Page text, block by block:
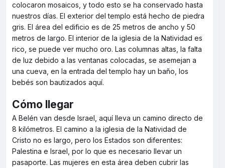
colocaron mosaicos, y todo esto se ha conservado hasta
nuestros días. El exterior del templo está hecho de piedra
gris. El área del edificio es de 25 metros de ancho y 50
metros de largo. El interior de la iglesia de la Natividad es
rico, se puede ver mucho oro. Las columnas altas, la falta
de luz debido a las ventanas colocadas, se asemejan a
una cueva, en la entrada del templo hay un baño, los
bebés son bautizados aquí.
Cómo llegar
A Belén van desde Israel, aquí lleva un camino directo de
8 kilómetros. El camino a la iglesia de la Natividad de
Cristo no es largo, pero los Estados son diferentes:
Palestina e Israel, por lo que es necesario llevar un
pasaporte. Las mujeres en esta área deben cubrir las